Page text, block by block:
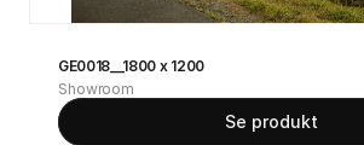
GE0018__1800 x 1200
Showroom
Se produkt